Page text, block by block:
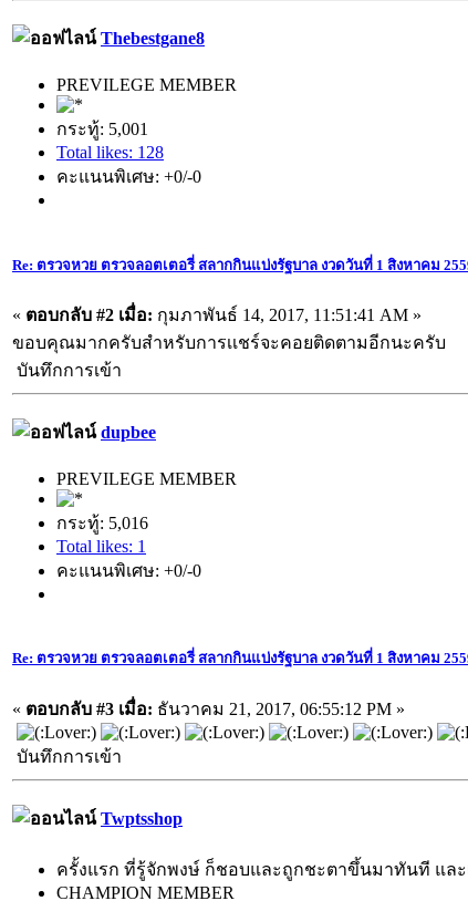
Thebestgane8
PREVILEGE MEMBER
กระทู้: 5,001
Total likes: 128
คะแนนพิเศษ: +0/-0
Re: ตรวจหวย ตรวจลอตเตอรี่ สลากกินแบ่งรัฐบาล งวดวันที่ 1 สิงหาคม
« ตอบกลับ #2 เมื่อ: กุมภาพันธ์ 14, 2017, 11:51:41 AM »
ขอบคุณมากครับสำหรับการเเชร์จะคอยติดตามอีกนะครับ
บันทึกการเข้า
dupbee
PREVILEGE MEMBER
กระทู้: 5,016
Total likes: 1
คะแนนพิเศษ: +0/-0
Re: ตรวจหวย ตรวจลอตเตอรี่ สลากกินแบ่งรัฐบาล งวดวันที่ 1 สิงหาคม
« ตอบกลับ #3 เมื่อ: ธันวาคม 21, 2017, 06:55:12 PM »
บันทึกการเข้า
Twptsshop
ครั้งแรก ที่รู้จักพงษ์ ก็ชอบและถูกชะตาขึ้นมาทันที แล
CHAMPION MEMBER